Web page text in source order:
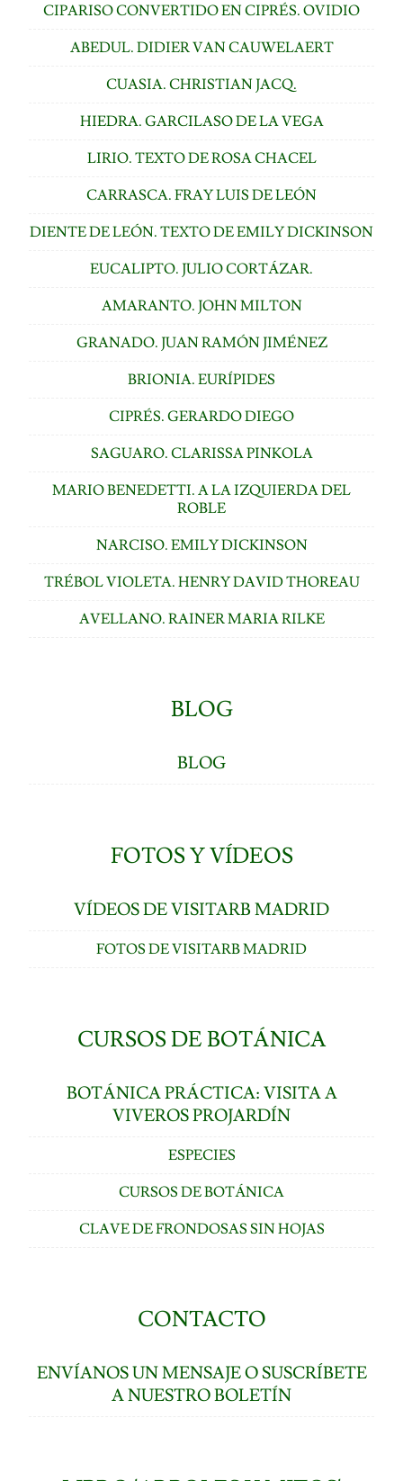
CIPARISO CONVERTIDO EN CIPRÉS. OVIDIO
ABEDUL. DIDIER VAN CAUWELAERT
CUASIA. CHRISTIAN JACQ.
HIEDRA. GARCILASO DE LA VEGA
LIRIO. TEXTO DE ROSA CHACEL
CARRASCA. FRAY LUIS DE LEÓN
DIENTE DE LEÓN. TEXTO DE EMILY DICKINSON
EUCALIPTO. JULIO CORTÁZAR.
AMARANTO. JOHN MILTON
GRANADO. JUAN RAMÓN JIMÉNEZ
BRIONIA. EURÍPIDES
CIPRÉS. GERARDO DIEGO
SAGUARO. CLARISSA PINKOLA
MARIO BENEDETTI. A LA IZQUIERDA DEL
ROBLE
NARCISO. EMILY DICKINSON
TRÉBOL VIOLETA. HENRY DAVID THOREAU
AVELLANO. RAINER MARIA RILKE
BLOG
BLOG
FOTOS Y VÍDEOS
VÍDEOS DE VISITARB MADRID
FOTOS DE VISITARB MADRID
CURSOS DE BOTÁNICA
BOTÁNICA PRÁCTICA: VISITA A
VIVEROS PROJARDÍN
ESPECIES
CURSOS DE BOTÁNICA
CLAVE DE FRONDOSAS SIN HOJAS
CONTACTO
ENVÍANOS UN MENSAJE O SUSCRÍBETE
A NUESTRO BOLETÍN